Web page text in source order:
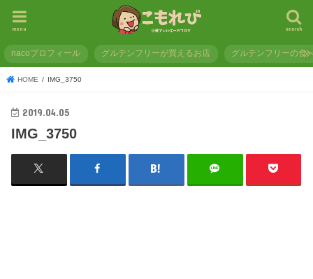
search
menu
nacoプロフィール グルテンフリーが買えるお店 グルテンフリーの食
HOME IMG_3750
2019.04.05
IMG_3750